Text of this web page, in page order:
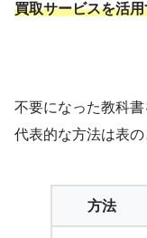
買取サービスを活
不要になった教科
代表的な方法は表の
方法